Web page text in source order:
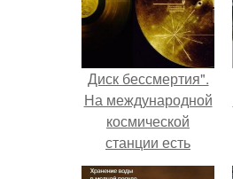
Диск бессмертия".
На международной
космической
станции есть
жесткий диск под